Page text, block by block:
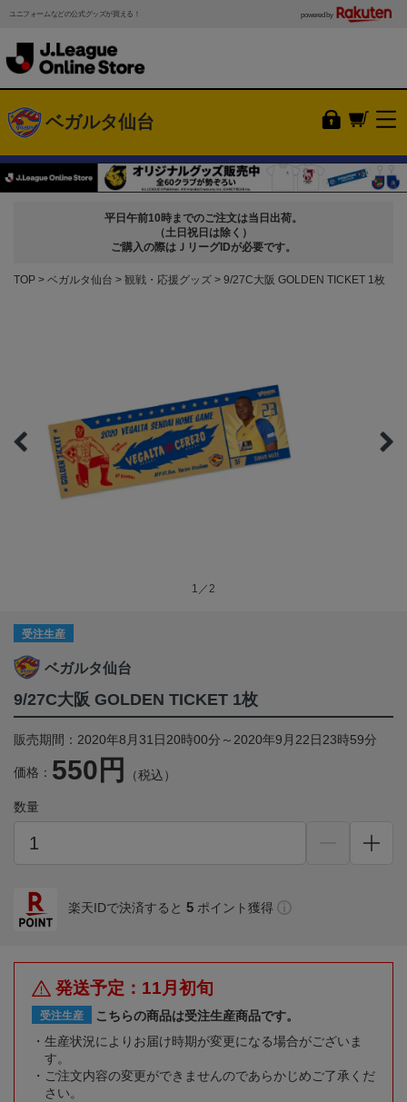
ユニフォームなどの公式グッズが買える！ powered by
ベガルタ仙台
平日午前10時までのご注文は当日出荷。
（土日祝日は除く）
ご購入の際はＪリーグIDが必要です。
TOP ベガルタ仙台 観戦・応援グッズ 9/27C大阪 GOLDEN TICKET 1枚
1／2
受注生産
ベガルタ仙台
9/27C大阪 GOLDEN TICKET 1枚
販売期間：2020年8月31日20時00分～2020年9月22日23時59分
価格： 550円 （税込）
数量
楽天IDで決済すると 5 ポイント獲得
発送予定：11月初旬
受注生産
こちらの商品は受注生産商品です。
生産状況によりお届け時期が変更になる場合がございま
す。
ご注文内容の変更ができませんのであらかじめご了承くだ
さい。